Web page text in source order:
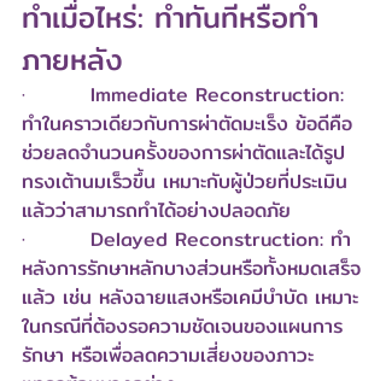
ทำเมื่อไหร่: ทำทันทีหรือทำ
ภายหลัง
·         Immediate Reconstruction:
ทำในคราวเดียวกับการผ่าตัดมะเร็ง ข้อดีคือ
ช่วยลดจำนวนครั้งของการผ่าตัดและได้รูป
ทรงเต้านมเร็วขึ้น เหมาะกับผู้ป่วยที่ประเมิน
แล้วว่าสามารถทำได้อย่างปลอดภัย
·         Delayed Reconstruction: ทำ
หลังการรักษาหลักบางส่วนหรือทั้งหมดเสร็จ
แล้ว เช่น หลังฉายแสงหรือเคมีบำบัด เหมาะ
ในกรณีที่ต้องรอความชัดเจนของแผนการ
รักษา หรือเพื่อลดความเสี่ยงของภาวะ